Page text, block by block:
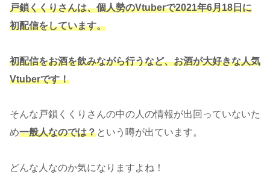
戸鎖くくりさんは、個人勢のVtuberで2021年6月18日に
初配信をしています。
初配信をお酒を飲みながら行うなど、お酒が大好きな人気
Vtuberです！
そんな戸鎖くくりさんの中の人の情報が出回っていないた
め一般人なのでは？という噂が出ています。
どんな人なのか気になりますよね！